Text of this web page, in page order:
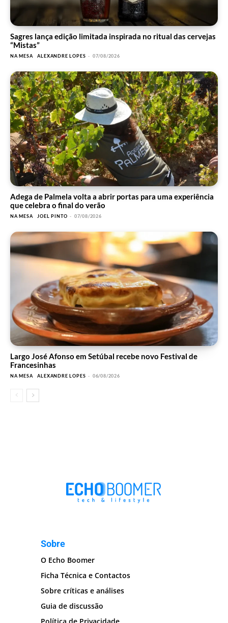
Sagres lança edição limitada inspirada no ritual das cervejas
“Mistas”
NA MESA ALEXANDRE LOPES - 07/08/2026
Adega de Palmela volta a abrir portas para uma experiência
que celebra o final do verão
NA MESA JOEL PINTO - 07/08/2026
Largo José Afonso em Setúbal recebe novo Festival de
Francesinhas
NA MESA ALEXANDRE LOPES - 06/08/2026
Sobre
O Echo Boomer
Ficha Técnica e Contactos
Sobre críticas e análises
Guia de discussão